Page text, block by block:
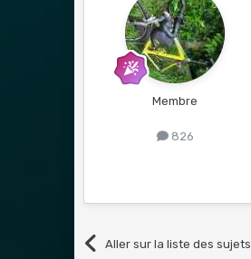
Membre
826
Aller sur la liste des sujets